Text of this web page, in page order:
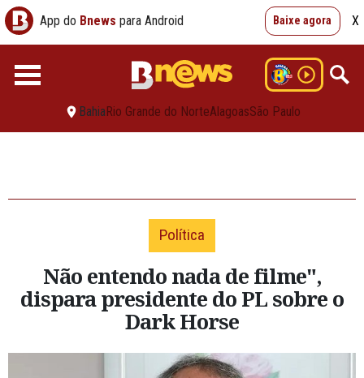
App do Bnews para Android Baixe agora X
BahiaRio Grande do NorteAlagoasSão Paulo
Política
Não entendo nada de filme",
dispara presidente do PL sobre o
Dark Horse